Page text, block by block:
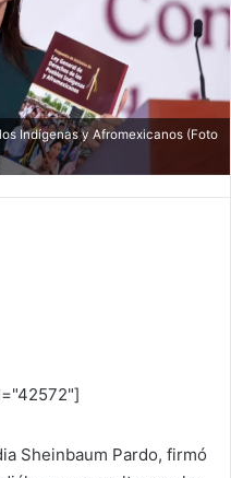
Indígenas y Afromexicanos (Foto
Sheinbaum Pardo, firmó